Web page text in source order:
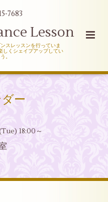
7683
Lesson
スレッスンを行っていま
しくシェイプアップしてい
。
ー
18:00～